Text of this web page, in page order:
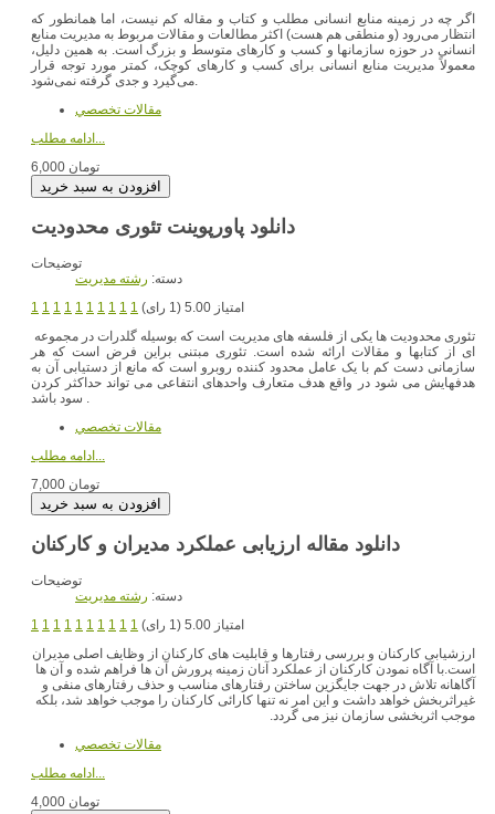
اگر چه در زمینه منابع انسانی مطلب و کتاب و مقاله کم نیست، اما همانطور که
انتظار می‌رود (و منطقی هم هست) اکثر مطالعات و مقالات مربوط به مدیریت منابع
انسانی در حوزه سازمانها و کسب و کارهای متوسط و بزرگ است. به همین دلیل،
معمولاً مدیریت منابع انسانی برای کسب و کارهای کوچک، کمتر مورد توجه قرار
می‌گیرد و جدی گرفته نمی‌شود.
مقالات تخصصي
ادامه مطلب...
6,000 تومان
دانلود پاورپوینت تئوری محدودیت
توضیحات
دسته: رشته مديريت
1 1 1 1 1 1 1 1 1 1
امتیاز 5.00 (1 رای)
تئوری محدودیت ها یکی از فلسفه های مدیریت است که بوسیله گلدرات در مجموعه
ای از کتابها و مقالات ارائه شده است. تئوری مبتنی براین فرض است که هر
سازمانی دست کم با یک عامل محدود کننده روبرو است که مانع از دستیابی آن به
هدفهایش می شود در واقع هدف متعارف واحدهای انتفاعی می تواند حداکثر کردن
سود باشد .
مقالات تخصصي
ادامه مطلب...
7,000 تومان
دانلود مقاله ارزیابی عملکرد مدیران و کارکنان
توضیحات
دسته: رشته مديريت
1 1 1 1 1 1 1 1 1 1
امتیاز 5.00 (1 رای)
ارزشیابی کارکنان و بررسی رفتارها و قابلیت های کارکنان از وظایف اصلی مدیران
است.با آگاه نمودن کارکنان از عملکرد آنان زمینه پرورش آن ها فراهم شده و آن ها
آگاهانه تلاش در جهت جایگزین ساختن رفتارهای مناسب و حذف رفتارهای منفی و
غیراثربخش خواهد داشت و این امر نه تنها کارائی کارکنان را موجب خواهد شد، بلکه
موجب اثربخشی سازمان نیز می گردد.
مقالات تخصصي
ادامه مطلب...
4,000 تومان